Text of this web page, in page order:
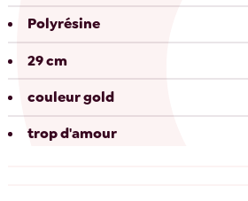
Polyrésine
29 cm
couleur gold
trop d'amour